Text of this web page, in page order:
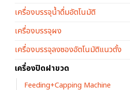
เครื่องบรรจุน้ำดื่มอัตโนมัติ
เครื่องบรรจุผง
เครื่องบรรจุลงซองอัตโนมัติแนวตั้ง
เครื่องปิดฝาขวด
Feeding+Capping Machine